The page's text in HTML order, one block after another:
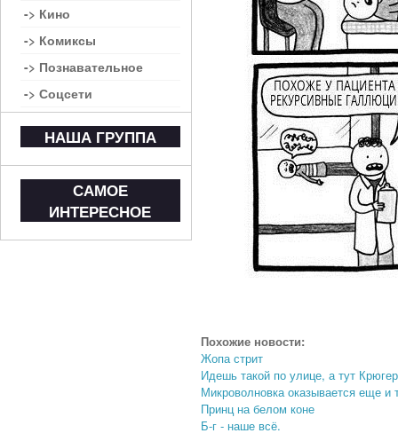
Похожие новости:
Жопа стрит
Идешь такой по улице, а тут
Микроволновка оказывается еще и
Принц на белом коне
Б-г - наше всё.
-> Кино
-> Комиксы
-> Познавательное
-> Соцсети
НАША ГРУППА
САМОЕ
ИНТЕРЕСНОЕ